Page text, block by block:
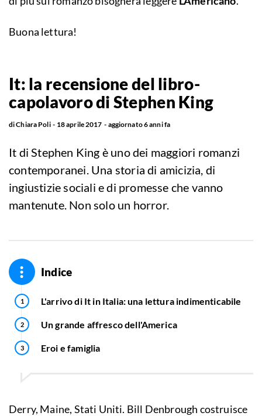
Buona lettura!
It: la recensione del libro-
capolavoro di Stephen King
diChiara Poli 18 aprile 2017 aggiornato6 anni fa
It di Stephen King è uno dei maggiori romanzi
contemporanei. Una storia di amicizia, di
ingiustizie sociali e di promesse che vanno
mantenute. Non solo un horror.
Indice
L'arrivo di It in Italia: una lettura indimenticabile
Un grande affresco dell'America
Eroi e famiglia
Derry, Maine, Stati Uniti. Bill Denbrough costruisce